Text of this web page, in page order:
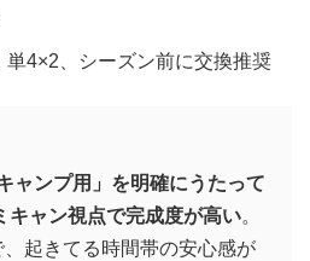
単4×2、シーズン前に交換推奨
キャンプ用」を明確にうたって
キャン視点で完成度が高い。
起きてる時間帯の安心感が